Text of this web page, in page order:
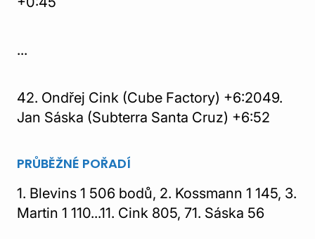
...
42. Ondřej Cink (Cube Factory) +6:2049.
Jan Sáska (Subterra Santa Cruz) +6:52
PRŮBĚŽNÉ POŘADÍ
1. Blevins 1 506 bodů, 2. Kossmann 1 145, 3.
Martin 1 110...11. Cink 805, 71. Sáska 56